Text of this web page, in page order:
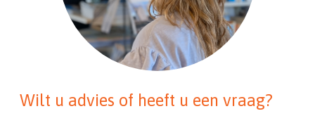
Wilt u advies of heeft u een vraag?